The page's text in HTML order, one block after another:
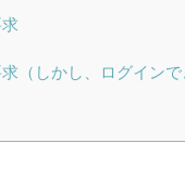
（しかし、ログインで